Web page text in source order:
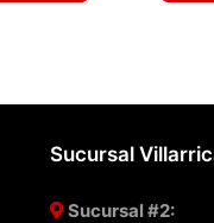
Sucursal
Sucursal #2: